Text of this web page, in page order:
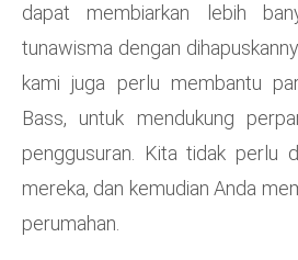
dapat membiarkan lebih
tunawisma dengan
kami juga perlu membantu
Bass, untuk mendukung
penggusuran. Kita tidak perlu
mereka, dan kemudian Anda
perumahan.